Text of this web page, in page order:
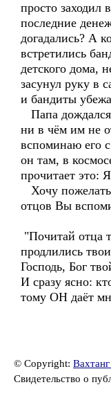
просто заходил
последние
догадались? А
встретились
детского дома,
засунул руку в
и бандиты
Папа
ни в чём им не
вспоминаю его
он там, в
прочитает это:
Хочу
отцов Вы
"Почитай отца
продлились
Господь, Бог
И сразу ясно:
тому ОН даёт
© Copyright:
Свидетельство о